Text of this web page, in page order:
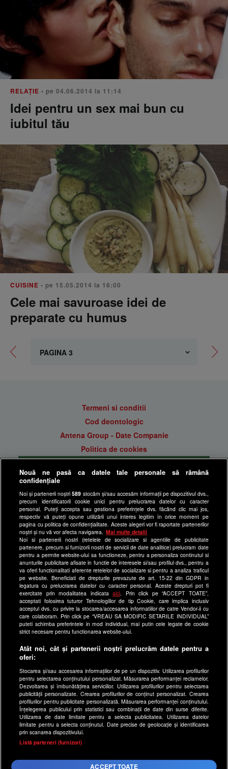
RELAŢIE • pe 04.06.2014 la 11:14
Idei pentru un sex mai bun cu
iubitul tău
CUISINE • pe 15.05.2014 la 16:00
Cele mai savuroase idei de
preparate cu humus
Termeni si conditii
Cod deontologic
Antena Group - Date Companie
Politica de cookies
Politica de confidentialitate
Anunturi gratuite pe Lajumate.ro
Ultimele Stiri
Program Happy Channel
Echipa editorială
Site-uri Antena Group
a1.ro
antenastars.ro
as.ro
catine.ro
chefi.ro
deparinti.ro
medicool.ro
spynews.ro
useit.ro
retetefeldefel.ro
zutv.ro
Trends AntenaPLAY
Nouă ne pasă ca datele tale personale să rămână
confidențiale
Noi și partenerii noștri589 stocăm și/sau accesăm informații pe dispozitivul dvs.,
precum identificatorii cookie unici pentru prelucrarea datelor cu caracter
personal. Puteți accepta sau gestiona preferințele dvs. făcând clic mai jos,
respectiv vă puteți opune utilizării unui interes legitim în orice moment pe
pagina cu politica de confidențialitate. Aceste alegeri vor fi raportate partenerilor
noștri și nu vă vor afecta navigarea.
Mai multe detalii
Noi si partenerii nostri (retelele de socializare si agentiile de publicitate
partenere, precum si furnizorii nostri de servicii de date analitice) prelucram date
pentru a permite website-ului sa functioneze, pentru a personaliza continutul si
anunturile publicitare afisate in functie de interesele si/sau profilul dvs., pentru a
va oferi functionalitati aferente retelelor de socializare si pentru a analiza traficul
pe website. Beneficiati de drepturile prevazute de art. 15-22 din GDPR in
legatura cu prelucrarea datelor cu caracter personal. Aceste drepturi pot fi
exercitate prin modalitatea indicataaici . Prin click pe “ACCEPT TOATE”,
acceptati folosirea tuturor Tehnologiilor de tip Cookie, care implica inclusiv
acceptul dvs. cu privire la stocarea/accesarea informatiilor de catre Vendor-ii cu
care colaboram. Prin click pe “VREAU SA MODIFIC SETARILE INDIVIDUAL”
puteti schimba preferintele in mod individual, mai putin cele legate de cookie
strict necesare pentru functionarea website-ului.
Atât noi, cât și partenerii noștri prelucrăm datele pentru a
oferi:
Stocarea și/sau accesarea informațiilor de pe un dispozitiv. Utilizarea profilurilor
pentru selectarea conținutului personalizat. Măsurarea performanței reclamelor.
Dezvoltarea și îmbunătățirea serviciilor. Utilizarea profilurilor pentru selectarea
publicității personalizate. Crearea profilurilor de conținut personalizat. Crearea
profilurilor pentru publicitate personalizată. Măsurarea performanței conținutului.
Înțelegerea publicului prin statistici sau combinații de date din surse diferite.
Utilizarea de date limitate pentru a selecta publicitatea. Utilizarea datelor
limitate pentru a selecta conținutul. Date precise de geolocație și identificarea
prin scanarea dispozitivului.
Listă parteneri (furnizori)
ACCEPT TOATE